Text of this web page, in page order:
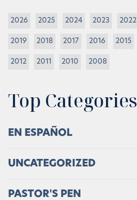
2026 2025 2024 2023 2022
2019 2018 2017 2016 2015
2012 2011 2010 2008
Top Categories
EN ESPAÑOL
UNCATEGORIZED
PASTOR'S PEN